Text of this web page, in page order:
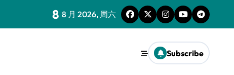
8 8 月 2026, 周六
Subscribe